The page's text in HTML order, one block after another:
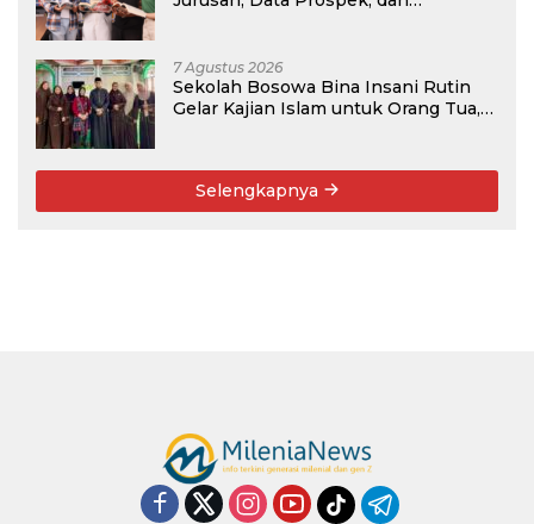
7 Agustus 2026
Sekolah Bosowa Bina Insani Rutin
Gelar Kajian Islam untuk Orang Tua,
Selengkapnya